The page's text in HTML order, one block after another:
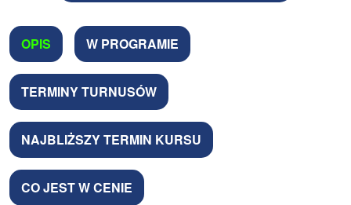
OPIS W PROGRAMIE
TERMINY TURNUSÓW
NAJBLIŻSZY TERMIN KURSU
CO JEST W CENIE